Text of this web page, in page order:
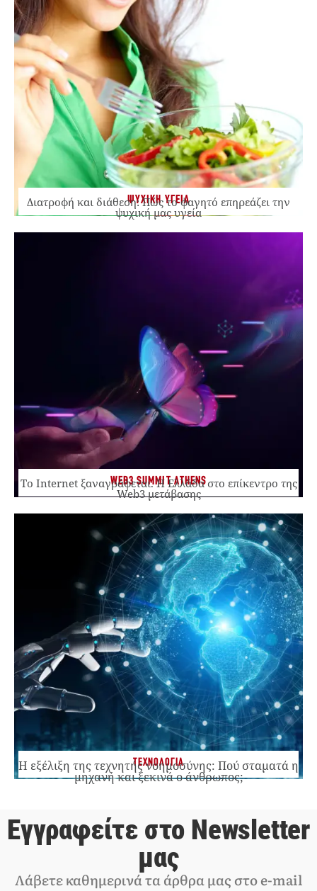
ΨΥΧΙΚΗ ΥΓΕΙΑ
Διατροφή και διάθεση: Πώς το φαγητό επηρεάζει την
ψυχική μας υγεία
WEB3 SUMMIT ATHENS
Το Internet ξαναγράφεται. Η Ελλάδα στο επίκεντρο της
Web3 μετάβασης
ΤΕΧΝΟΛΟΓΙΑ
Η εξέλιξη της τεχνητής νοημοσύνης: Πού σταματά η
μηχανή και ξεκινά ο άνθρωπος;
Εγγραφείτε στο Newsletter
μας
Λάβετε καθημερινά τα άρθρα μας στο e-mail